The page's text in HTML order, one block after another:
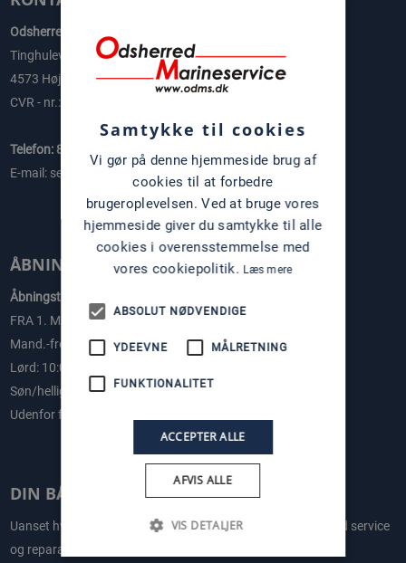
Odsherred Marineservice ApS
Tinghulevej 8B
4573 Højby
CVR - nr.: 40624368
Telefon: 8862 6232
E-mail: service@odms.dk
ÅBNINGSTIDER
Åbningstider:
FRA 1. Marts 2026:
Mand.-fre: 10:00 - 16:30
Lørd: 10:00 - 13:00
Søn/helligdage: Lukket
Udenfor for normal åbningstid - Efter aftale Kontakt Leon
DIN BÅDMEKANIKER PÅ SJÆLLAND
Uanset hvor på Sjælland din båd ligger, kan vi hjælpe dig med service
og reparationer. Kontakt os og få et godt tilbud.
Samtykke til cookies
Vi gør på denne hjemmeside brug af
cookies til at forbedre
brugeroplevelsen. Ved at bruge vores
hjemmeside giver du samtykke til alle
cookies i overensstemmelse med
vores cookiepolitik. Læs mere
ABSOLUT NØDVENDIGE
YDEEVNE MÅLRETNING
FUNKTIONALITET
ACCEPTER ALLE
AFVIS ALLE
VIS DETALJER